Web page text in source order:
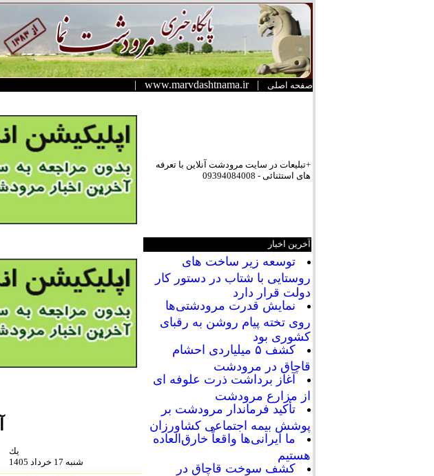
صفحه اصلی |
www.marvdashtnama.ir
|
+تبلیعات در سایت مرودشت آنلاین با تعرفه
های استثنائی - 09394084008
آخرین اخبار
توسعه زیر ساخت های
روستایی با شتاب در دستور کار
دولت قرار دارد
نمایش قدرت مرودشتی‌ها
روی تخته پیام روشن به رقبای
کشوری بود
کشف ۵ میلیاردی احشام
قاچاق در مرودشت
آغاز برداشت ذرت علوفه ای
از مزارع مرودشت
تأکید فرماندار مرودشت بر
پوشش بیمه اجتماعی کشاورزان
ما ایرانی‌ها واقعاً خارق‌العاده
هستیم
کشف سوخت قاچاق در
يك
شنبه 17 خرداد 1405